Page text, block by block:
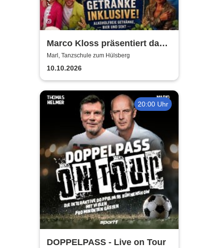
Marco Kloss präsentiert das
Oktoberfest
Marl, Tanzschule zum Hülsberg
10.10.2026
20:00 Uhr
DOPPELPASS - Live on Tour